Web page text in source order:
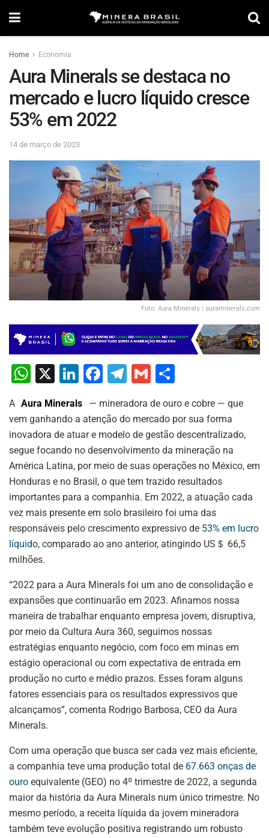
Home Economia
Aura Minerals se destaca no
mercado e lucro líquido cresce
53% em 2022
14 de março de 2023
Foto: Aura Minerals | auraminerals.com
W
at
s
A
p
p
X
Li
k
e
dI
n
F
c
e
b
o
o
k
T
e
gr
a
m
G
ai
l
ar
e
A Aura Minerals
— mineradora de ouro e cobre — que
vem ganhando a atenção do mercado por sua forma
inovadora de atuar e modelo de gestão descentralizado,
segue focando no desenvolvimento da mineração na
América Latina, por meio de suas operações no México, em
Honduras e no Brasil, o que tem trazido resultados
importantes para a companhia. Em 2022, a atuação cada
vez mais presente em solo brasileiro foi uma das
responsáveis pelo crescimento expressivo de 53% em lucro
líquido, comparado ao ano anterior, atingindo US＄ 66,5
milhões.
“2022 para a Aura Minerals foi um ano de consolidação e
expansões que continuarão em 2023. Afinamos nossa
maneira de trabalhar enquanto empresa jovem, disruptiva,
por meio da Cultura Aura 360, seguimos nossas
estratégias enquanto negócio, com foco em minas em
estágio operacional ou com expectativa de entrada em
produção no curto e médio prazos. Esses foram alguns
fatores essenciais para os resultados expressivos que
alcançamos”, comenta Rodrigo Barbosa, CEO da Aura
Minerals.
Com uma operação que busca ser cada vez mais eficiente,
a companhia teve uma produção total de 67.663 onças de
ouro equivalente (GEO) no 4º trimestre de 2022, a segunda
maior da história da Aura Minerals num único trimestre. No
mesmo período, a receita líquida da jovem mineradora
também teve evolução positiva registrando um robusto